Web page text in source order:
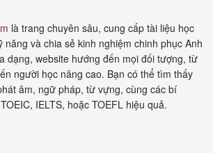
là trang chuyên sâu, cung cấp tài liệu học
năng và chia sẻ kinh nghiệm chinh phục Anh
dạng, website hướng đến mọi đối tượng, từ
người học nâng cao. Bạn có thể tìm thấy
âm, ngữ pháp, từ vựng, cùng các bí
IELTS, hoặc TOEFL hiệu quả.